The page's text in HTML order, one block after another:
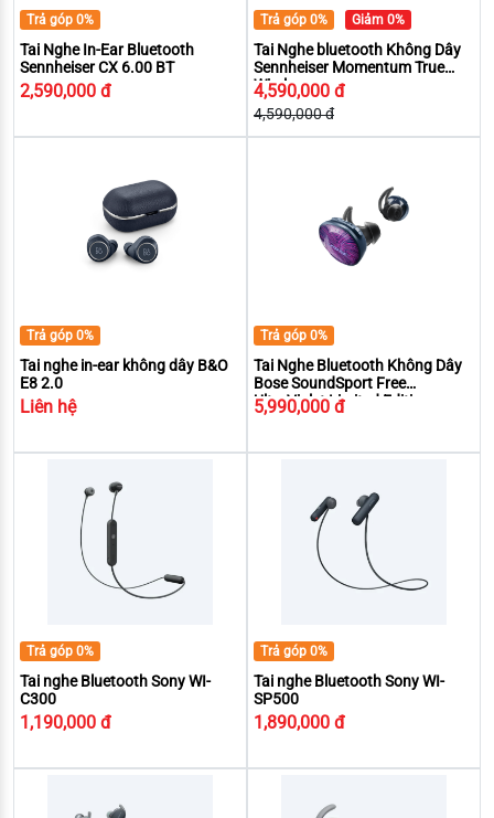
Trả góp 0%
Tai Nghe In-Ear Bluetooth
Sennheiser CX 6.00 BT
2,590,000 đ
Trả góp 0% Giảm 0%
Tai Nghe bluetooth Không Dây
Sennheiser Momentum True
Wireless
4,590,000 đ
4,590,000 đ
Trả góp 0%
Tai nghe in-ear không dây B&O
E8 2.0
Liên hệ
Trả góp 0%
Tai Nghe Bluetooth Không Dây
Bose SoundSport Free
UltraViolet Limited Edition
5,990,000 đ
Trả góp 0%
Tai nghe Bluetooth Sony WI-
C300
1,190,000 đ
Trả góp 0%
Tai nghe Bluetooth Sony WI-
SP500
1,890,000 đ